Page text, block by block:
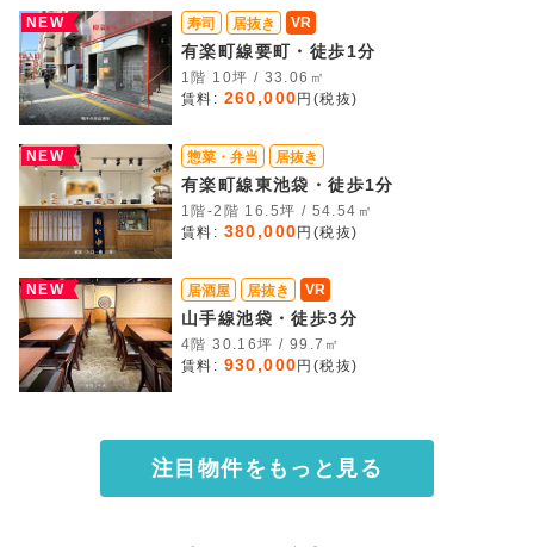
NEW 寿司 居抜き VR
有楽町線要町・徒歩1分
1階 10坪 / 33.06㎡
賃料: 260,000 円(税抜)
NEW 惣菜・弁当 居抜き
有楽町線東池袋・徒歩1分
1階-2階 16.5坪 / 54.54㎡
賃料: 380,000 円(税抜)
NEW 居酒屋 居抜き VR
山手線池袋・徒歩3分
4階 30.16坪 / 99.7㎡
賃料: 930,000 円(税抜)
注目物件をもっと見る